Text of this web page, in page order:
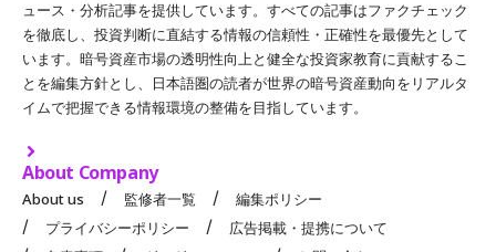
ュース・分析記事を提供しています。すべての記事はファクチェック
を徹底し、投資判断に直結する情報の信頼性・正確性を最優先として
います。暗号資産市場の透明性向上と健全な投資家教育に貢献するこ
とを編集方針とし、日本語圏の読者が世界の暗号資産動向をリアルタ
イムで把握できる情報環境の整備を目指しています。
About Company
About us 監修者一覧
編集ポリシー
プライバシーポリシー
広告掲載・提携について